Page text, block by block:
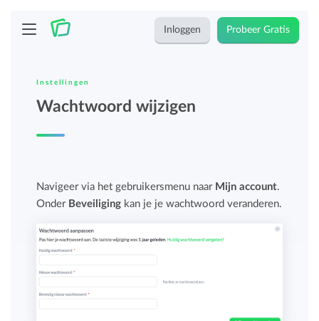
Inloggen Probeer Gratis
Instellingen
Wachtwoord wijzigen
Navigeer via het gebruikersmenu naar Mijn account.
Onder Beveiliging kan je je wachtwoord veranderen.